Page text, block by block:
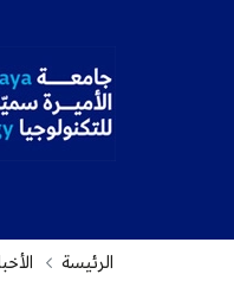
الرئيسة